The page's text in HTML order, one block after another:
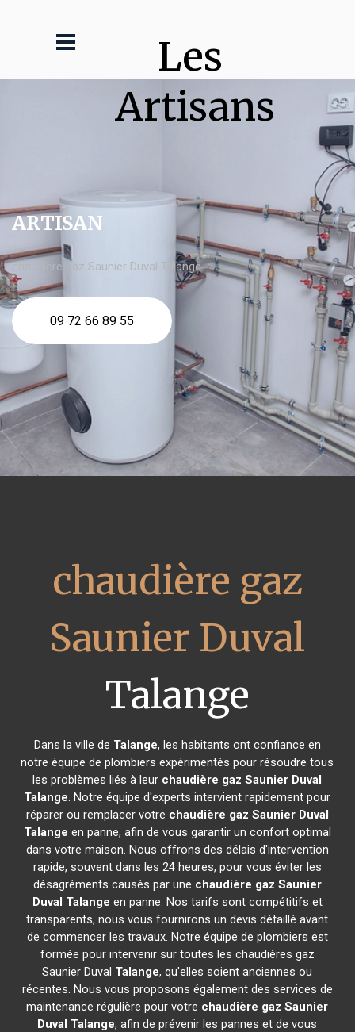
Les
Artisans
ARTISAN
chaudière gaz Saunier Duval Talange
09 72 66 89 55
chaudière gaz
Saunier Duval
Talange
Dans la ville de Talange, les habitants ont confiance en
notre équipe de plombiers expérimentés pour résoudre tous
les problèmes liés à leur chaudière gaz Saunier Duval
Talange. Notre équipe d'experts intervient rapidement pour
réparer ou remplacer votre chaudière gaz Saunier Duval
Talange en panne, afin de vous garantir un confort optimal
dans votre maison. Nous offrons des délais d'intervention
rapide, souvent dans les 24 heures, pour vous éviter les
désagréments causés par une chaudière gaz Saunier
Duval Talange en panne. Nos tarifs sont compétitifs et
transparents, nous vous fournirons un devis détaillé avant
de commencer les travaux. Notre équipe de plombiers est
formée pour intervenir sur toutes les chaudières gaz
Saunier Duval Talange, qu'elles soient anciennes ou
récentes. Nous vous proposons également des services de
maintenance régulière pour votre chaudière gaz Saunier
Duval Talange, afin de prévenir les pannes et de vous